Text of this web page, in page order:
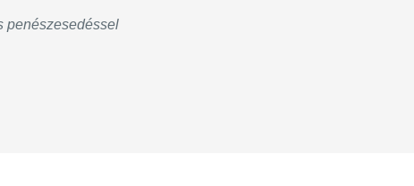
penészesedéssel